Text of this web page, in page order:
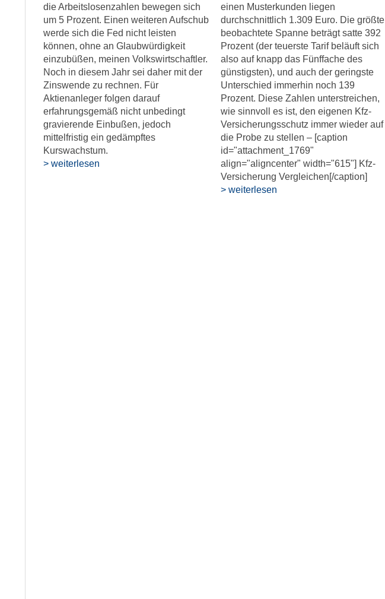
die Arbeitslosenzahlen bewegen sich
um 5 Prozent. Einen weiteren Aufschub
werde sich die Fed nicht leisten
können, ohne an Glaubwürdigkeit
einzubüßen, meinen Volkswirtschaftler.
Noch in diesem Jahr sei daher mit der
Zinswende zu rechnen. Für
Aktienanleger folgen darauf
erfahrungsgemäß nicht unbedingt
gravierende Einbußen, jedoch
mittelfristig ein gedämpftes
Kurswachstum.
> weiterlesen
einen Musterkunden liegen
durchschnittlich 1.309 Euro. Die größte
beobachtete Spanne beträgt satte 392
Prozent (der teuerste Tarif beläuft sich
also auf knapp das Fünffache des
günstigsten), und auch der geringste
Unterschied immerhin noch 139
Prozent. Diese Zahlen unterstreichen,
wie sinnvoll es ist, den eigenen Kfz-
Versicherungsschutz immer wieder auf
die Probe zu stellen – [caption
id="attachment_1769"
align="aligncenter" width="615"] Kfz-
Versicherung Vergleichen[/caption]
> weiterlesen